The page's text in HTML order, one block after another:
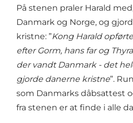
På stenen praler Harald
Danmark og Norge, og
kristne: ”Kong Harald
efter Gorm, hans far og
der vandt Danmark - det
gjorde danerne kristne”.
som Danmarks dåbsattest
fra stenen er at finde i alle